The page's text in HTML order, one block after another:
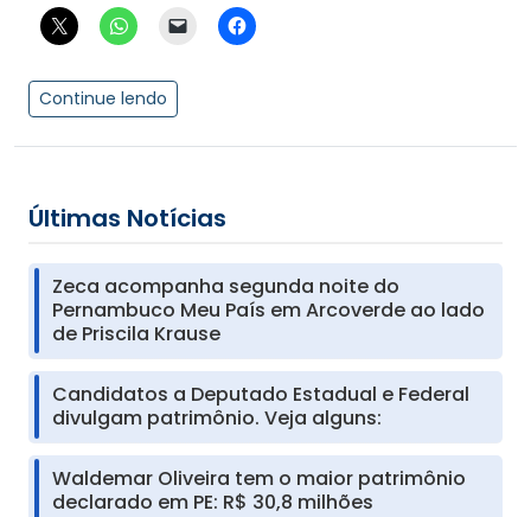
Continue lendo
Últimas Notícias
Zeca acompanha segunda noite do
Pernambuco Meu País em Arcoverde ao lado
de Priscila Krause
Candidatos a Deputado Estadual e Federal
divulgam patrimônio. Veja alguns:
Waldemar Oliveira tem o maior patrimônio
declarado em PE: R$ 30,8 milhões